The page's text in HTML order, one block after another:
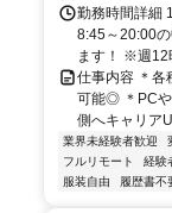
勤務時間詳細
8:45～20:00
ます！ ※週12
仕事内容 ＊各
可能◎ ＊PCや
側へキャリア
業界未経験者歓迎
フルリモート
経験
服装自由
履歴書不